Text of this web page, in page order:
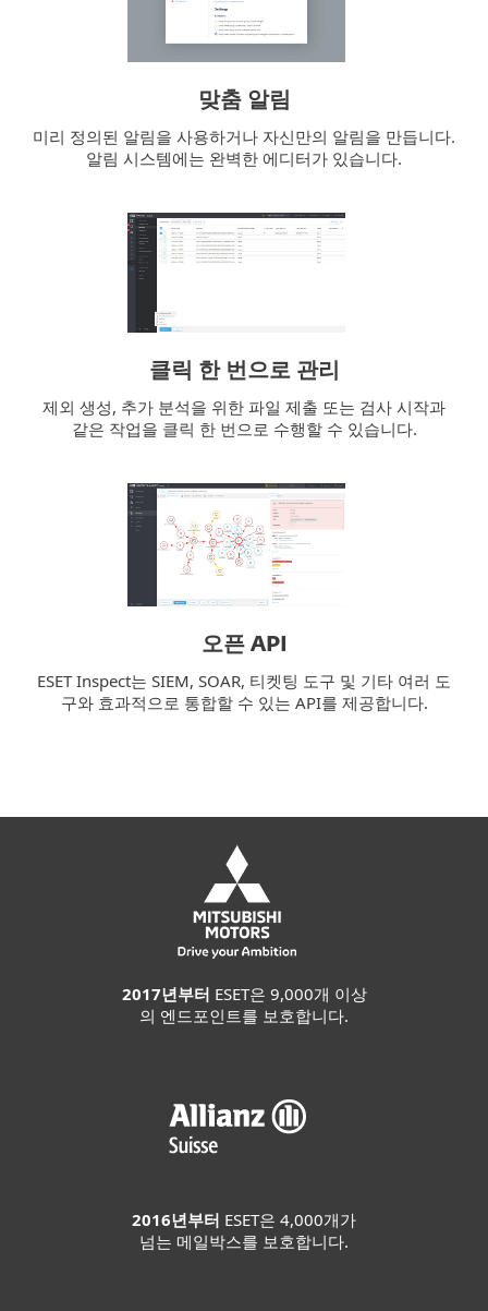
맞춤 알림
미리 정의된 알림을 사용하거나 자신만의 알림을 만듭니다.
알림 시스템에는 완벽한 에디터가 있습니다.
클릭 한 번으로 관리
제외 생성, 추가 분석을 위한 파일 제출 또는 검사 시작과
같은 작업을 클릭 한 번으로 수행할 수 있습니다.
오픈 API
ESET Inspect는 SIEM, SOAR, 티켓팅 도구 및 기타 여러 도
구와 효과적으로 통합할 수 있는 API를 제공합니다.
2017년부터 ESET은 9,000개 이상
의 엔드포인트를 보호합니다.
2016년부터 ESET은 4,000개가
넘는 메일박스를 보호합니다.